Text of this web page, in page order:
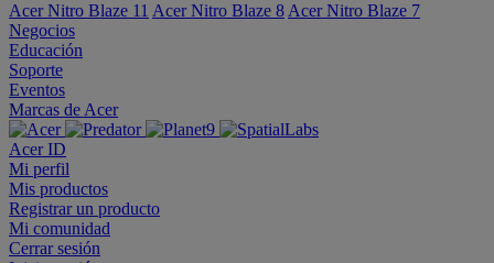
Acer Nitro Blaze 11 Acer Nitro Blaze 8 Acer Nitro Blaze 7
Negocios
Educación
Soporte
Eventos
Marcas de Acer
Acer ID
Mi perfil
Mis productos
Registrar un producto
Mi comunidad
Cerrar sesión